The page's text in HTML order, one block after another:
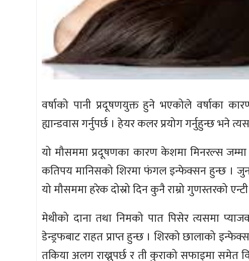
वर्षाको पानी प्रदूषणयुक्त हुने भएकोले वर्षाका
ह्यान्डवास गर्नुपर्छ । हेयर कलर प्रयोग गर्नुहुन्छ भने
यो मौसममा प्रदूषणका कारण केशमा मिनरल्स
कतिपय मानिसको शिरमा फंगल इन्फेक्सन हुन्छ ।
यो मौसममा हरेक दोस्रो दिन कुनै राम्रो गुणस्तरको
मेथीको दाना तथा निमको पात पिसेर त्यसमा
डेन्ड्रफबाट राहत प्राप्त हुन्छ । शिरको छालाको
तकिया अलग राख्नुपर्छ र ती कुराको सफाइमा समेत